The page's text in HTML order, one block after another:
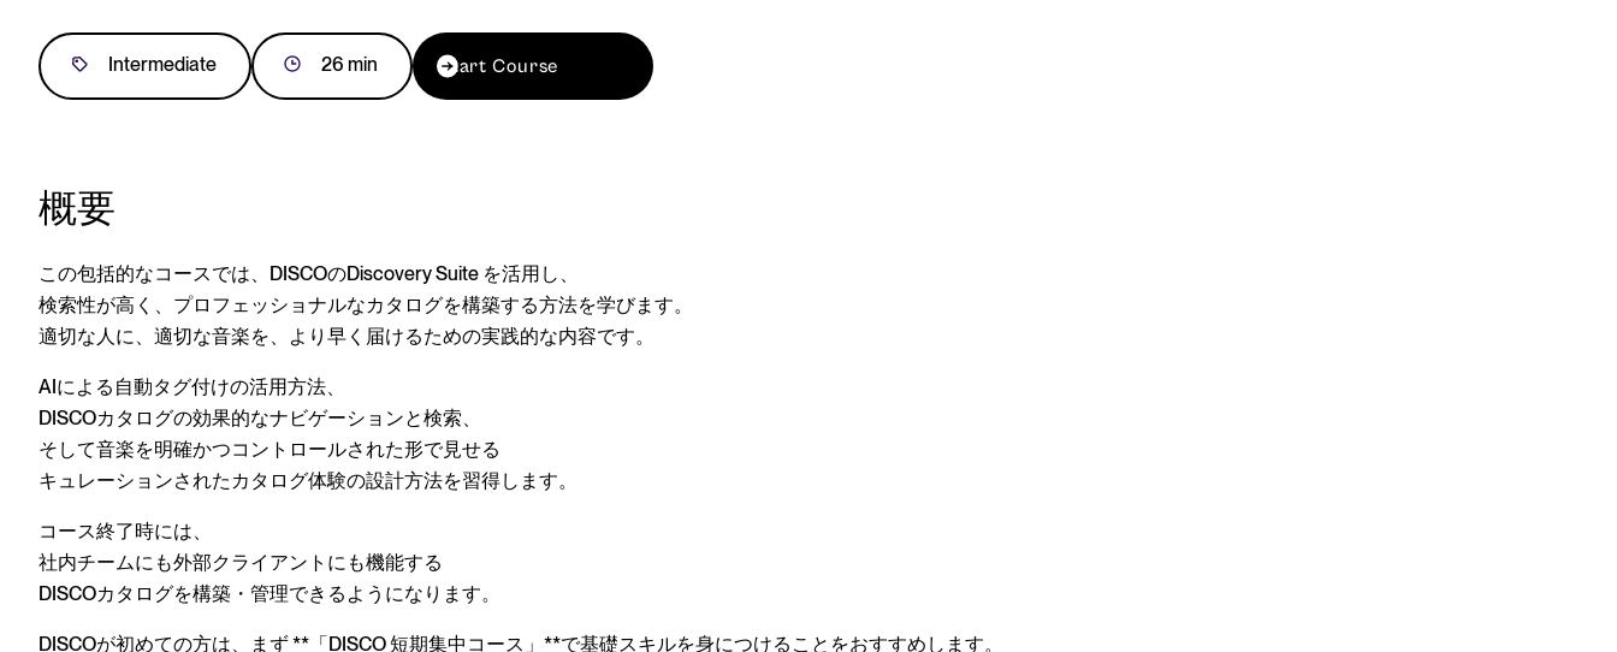
Intermediate 26 min Start Course
概要
この包括的なコースでは、 DISCOのDiscovery Suite を活用し、
検索性が高く、プロフェッショナルなカタログを構築する方法を学びます。
適切な人に、適切な音楽を、
より早く 届けるための実践的な内容です。
AIによる自動タグ付けの活用方法、
DISCOカタログの効果的なナビゲーションと検索、
そして音楽を明確かつコントロールされた形で見せる
キュレーションされたカタログ体験の設計方法を習得します。
コース終了時には、
社内チームにも外部クライアントにも機能する
DISCOカタログを構築・管理できるようになります。
DISCOが初めての方は、まず **「DISCO 短期集中コース」**で基礎スキルを身につけることをおすすめします。